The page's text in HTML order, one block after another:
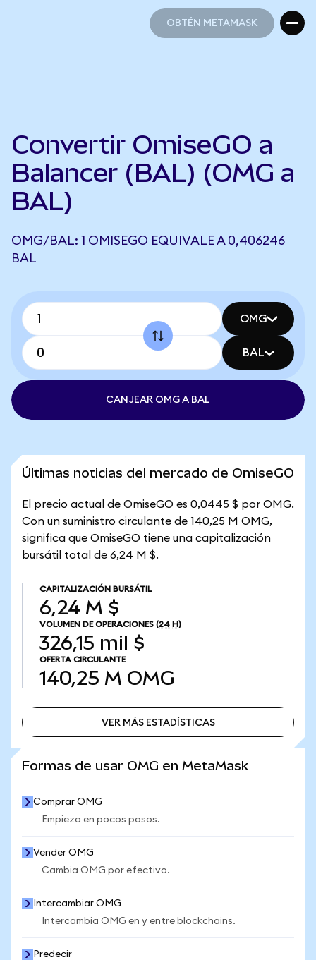
OBTÉN METAMASK
Convertir OmiseGO a
Balancer (BAL) (OMG a
BAL)
OMG/BAL: 1 OMISEGO EQUIVALE A 0,406246
BAL
OMG
BAL
CANJEAR OMG A BAL
Últimas noticias del mercado de OmiseGO
El precio actual de OmiseGO es 0,0445 $ por OMG.
Con un suministro circulante de 140,25 M OMG,
significa que OmiseGO tiene una capitalización
bursátil total de 6,24 M $.
CAPITALIZACIÓN BURSÁTIL
6,24 M $
VOLUMEN DE OPERACIONES (24 H)
326,15 mil $
OFERTA CIRCULANTE
140,25 M OMG
VER MÁS ESTADÍSTICAS
Formas de usar OMG en MetaMask
Comprar OMG
Empieza en pocos pasos.
Vender OMG
Cambia OMG por efectivo.
Intercambiar OMG
Intercambia OMG en y entre blockchains.
Predecir